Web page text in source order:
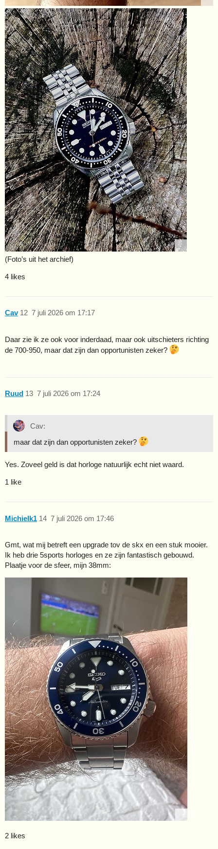
(Foto’s uit het archief)
4 likes
Cav 7 juli 2026 om 17:17
12
Daar zie ik ze ook voor inderdaad, maar ook uitschieters richting
de 700-950, maar dat zijn dan opportunisten zeker?
Ruud 7 juli 2026 om 17:24
13
Cav:
maar dat zijn dan opportunisten zeker?
Yes. Zoveel geld is dat horloge natuurlijk echt niet waard.
1 like
Michielk1 7 juli 2026 om 17:46
14
Gmt, wat mij betreft een upgrade tov de skx en een stuk mooier.
Ik heb drie 5sports horloges en ze zijn fantastisch gebouwd.
Plaatje voor de sfeer, mijn 38mm:
2 likes